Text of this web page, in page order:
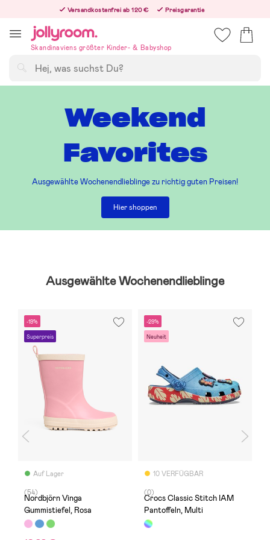
innehållet
Versandkostenfrei ab 120 €
Preisgarantie
Bestelle jetzt – wir versenden noch am selben Werktag!
Skandinaviens größter Kinder- & Babyshop
Weekend
Favorites
Ausgewählte Wochenendlieblinge zu richtig guten Preisen!
Hier shoppen
Ausgewählte Wochenendlieblinge
-19%
Superpreis
Auf Lager
(54)
Nordbjörn Vinga
Gummistiefel, Rosa
-29%
Neuheit
10 VERFÜGBAR
(0)
Crocs Classic Stitch IAM
Pantoffeln, Multi